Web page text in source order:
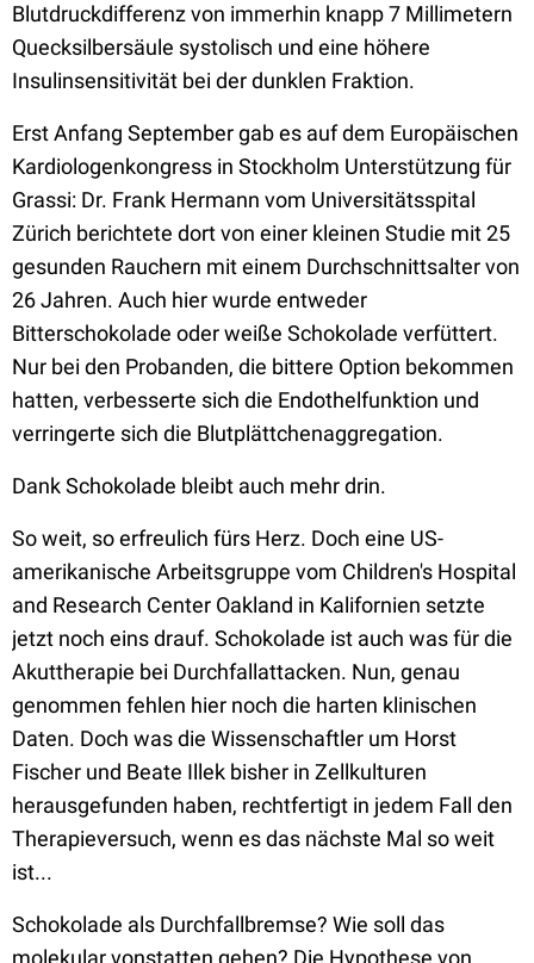
Blutdruckdifferenz von immerhin knapp 7 Millimetern
Quecksilbersäule systolisch und eine höhere
Insulinsensitivität bei der dunklen Fraktion.
Erst Anfang September gab es auf dem Europäischen
Kardiologenkongress in Stockholm Unterstützung für
Grassi: Dr. Frank Hermann vom Universitätsspital
Zürich berichtete dort von einer kleinen Studie mit 25
gesunden Rauchern mit einem Durchschnittsalter von
26 Jahren. Auch hier wurde entweder
Bitterschokolade oder weiße Schokolade verfüttert.
Nur bei den Probanden, die bittere Option bekommen
hatten, verbesserte sich die Endothelfunktion und
verringerte sich die Blutplättchenaggregation.
Dank Schokolade bleibt auch mehr drin.
So weit, so erfreulich fürs Herz. Doch eine US-
amerikanische Arbeitsgruppe vom Children's Hospital
and Research Center Oakland in Kalifornien setzte
jetzt noch eins drauf. Schokolade ist auch was für die
Akuttherapie bei Durchfallattacken. Nun, genau
genommen fehlen hier noch die harten klinischen
Daten. Doch was die Wissenschaftler um Horst
Fischer und Beate Illek bisher in Zellkulturen
herausgefunden haben, rechtfertigt in jedem Fall den
Therapieversuch, wenn es das nächste Mal so weit
ist...
Schokolade als Durchfallbremse? Wie soll das
molekular vonstatten gehen? Die Hypothese von